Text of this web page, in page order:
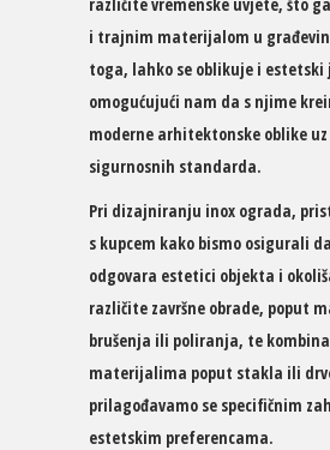
i trajnim materijalom u
toga, lahko se oblikuje i estetski
omogućujući nam da s njime
moderne arhitektonske oblike
sigurnosnih standarda.
Pri dizajniranju inox ograda,
s kupcem kako bismo osigurali
odgovara estetici objekta i
različite završne obrade, poput
brušenja ili poliranja, te
materijalima poput stakla ili
prilagođavamo se specifičnim
estetskim preferencama.